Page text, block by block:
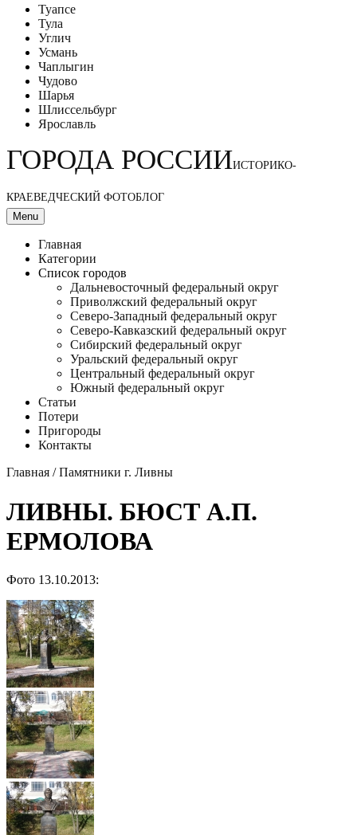
Туапсе
Тула
Углич
Усмань
Чаплыгин
Чудово
Шарья
Шлиссельбург
Ярославль
ГОРОДА РОССИИИСТОРИКО-
КРАЕВЕДЧЕСКИЙ ФОТОБЛОГ
Menu
Главная
Категории
Список городов
Дальневосточный федеральный округ
Приволжский федеральный округ
Северо-Западный федеральный округ
Северо-Кавказский федеральный округ
Сибирский федеральный округ
Уральский федеральный округ
Центральный федеральный округ
Южный федеральный округ
Статьи
Потери
Пригороды
Контакты
Главная /Памятники г. Ливны
ЛИВНЫ. БЮСТ А.П.
ЕРМОЛОВА
Фото 13.10.2013: